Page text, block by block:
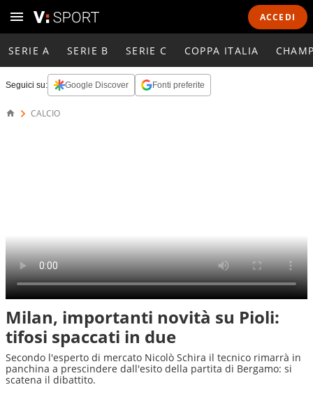
ACCEDI
SERIE A SERIE B SERIE C COPPA ITALIA
Seguici su: Google Discover Fonti preferite
CALCIO
Milan, importanti novità su Pioli:
tifosi spaccati in due
Secondo l'esperto di mercato Nicolò Schira il tecnico rimarrà in
panchina a prescindere dall'esito della partita di Bergamo: si
scatena il dibattito.